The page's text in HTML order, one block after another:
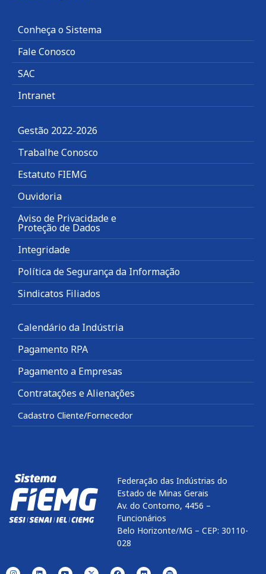
Conheça o Sistema
Fale Conosco
SAC
Intranet
Gestão 2022-2026
Trabalhe Conosco
Estatuto FIEMG
Ouvidoria
Aviso de Privacidade e
Proteção de Dados
Integridade
Política de Segurança da Informação
Sindicatos Filiados
Calendário da Indústria
Pagamento RPA
Pagamento a Empresas
Contratações e Alienações
Cadastro Cliente/Fornecedor
Federação das Indústrias do
Estado de Minas Gerais
Av. do Contorno, 4456 –
Funcionários
Belo Horizonte/MG – CEP: 30110-
028